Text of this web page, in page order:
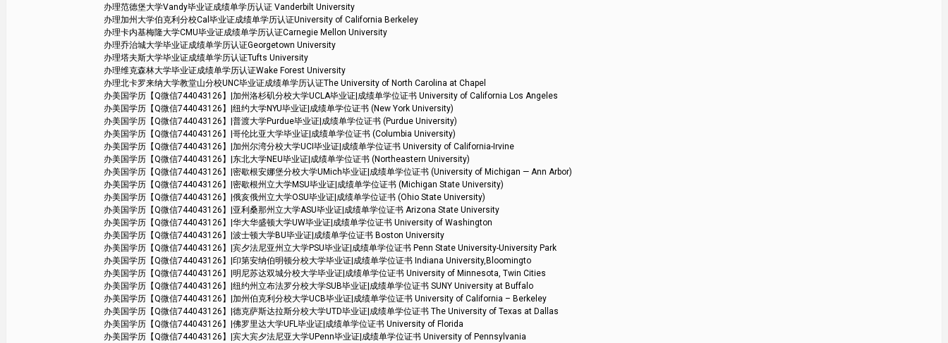
办理范德堡大学Vandy毕业证成绩单学历认证 Vanderbilt University
办理加州大学伯克利分校Cal毕业证成绩单学历认证University of California Berkeley
办理卡内基梅隆大学CMU毕业证成绩单学历认证Carnegie Mellon University
办理乔治城大学毕业证成绩单学历认证Georgetown University
办理塔夫斯大学毕业证成绩单学历认证Tufts University
办理维克森林大学毕业证成绩单学历认证Wake Forest University
办理北卡罗来纳大学教堂山分校UNC毕业证成绩单学历认证The University of North Carolina at Chapel
办美国学历【Q微信744043126】|加州洛杉矶分校大学UCLA毕业证|成绩单学位证书 University of California Los Angeles
办美国学历【Q微信744043126】|纽约大学NYU毕业证|成绩单学位证书 (New York University)
办美国学历【Q微信744043126】|普渡大学Purdue毕业证|成绩单学位证书 (Purdue University)
办美国学历【Q微信744043126】|哥伦比亚大学毕业证|成绩单学位证书 (Columbia University)
办美国学历【Q微信744043126】|加州尔湾分校大学UCI毕业证|成绩单学位证书 University of California-Irvine
办美国学历【Q微信744043126】|东北大学NEU毕业证|成绩单学位证书 (Northeastern University)
办美国学历【Q微信744043126】|密歇根安娜堡分校大学UMich毕业证|成绩单学位证书 (University of Michigan — Ann Arbor)
办美国学历【Q微信744043126】|密歇根州立大学MSU毕业证|成绩单学位证书 (Michigan State University)
办美国学历【Q微信744043126】|俄亥俄州立大学OSU毕业证|成绩单学位证书 (Ohio State University)
办美国学历【Q微信744043126】|亚利桑那州立大学ASU毕业证|成绩单学位证书 Arizona State University
办美国学历【Q微信744043126】|华大华盛顿大学UW毕业证|成绩单学位证书 University of Washington
办美国学历【Q微信744043126】|波士顿大学BU毕业证|成绩单学位证书 Boston University
办美国学历【Q微信744043126】|宾夕法尼亚州立大学PSU毕业证|成绩单学位证书 Penn State University-University Park
办美国学历【Q微信744043126】|印第安纳伯明顿分校大学毕业证|成绩单学位证书 Indiana University,Bloomingto
办美国学历【Q微信744043126】|明尼苏达双城分校大学毕业证|成绩单学位证书 University of Minnesota, Twin Cities
办美国学历【Q微信744043126】|纽约州立布法罗分校大学SUB毕业证|成绩单学位证书 SUNY University at Buffalo
办美国学历【Q微信744043126】|加州伯克利分校大学UCB毕业证|成绩单学位证书 University of California – Berkeley
办美国学历【Q微信744043126】|德克萨斯达拉斯分校大学UTD毕业证|成绩单学位证书 The University of Texas at Dallas
办美国学历【Q微信744043126】|佛罗里达大学UFL毕业证|成绩单学位证书 University of Florida
办美国学历【Q微信744043126】|宾大宾夕法尼亚大学UPenn毕业证|成绩单学位证书 University of Pennsylvania